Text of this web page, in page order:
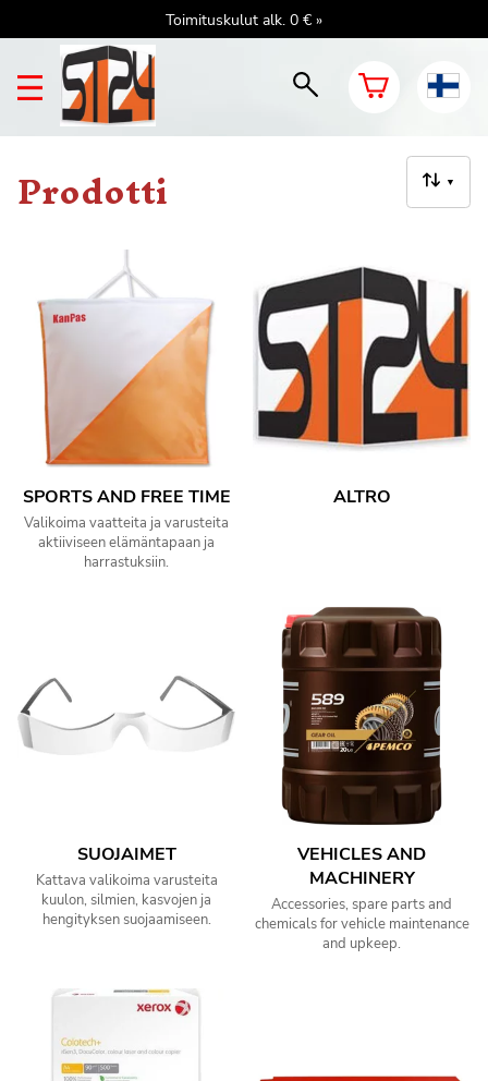
Toimituskulut alk. 0 € »
▼
Prodotti
SPORTS AND FREE TIME
Valikoima vaatteita ja varusteita
aktiiviseen elämäntapaan ja
harrastuksiin.
ALTRO
SUOJAIMET
Kattava valikoima varusteita
kuulon, silmien, kasvojen ja
hengityksen suojaamiseen.
VEHICLES AND
MACHINERY
Accessories, spare parts and
chemicals for vehicle maintenance
and upkeep.